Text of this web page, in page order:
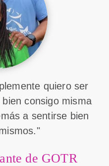
quiero ser
consigo misma
a sentirse bien
de GOTR